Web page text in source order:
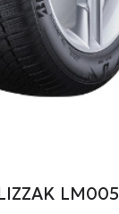
LM005